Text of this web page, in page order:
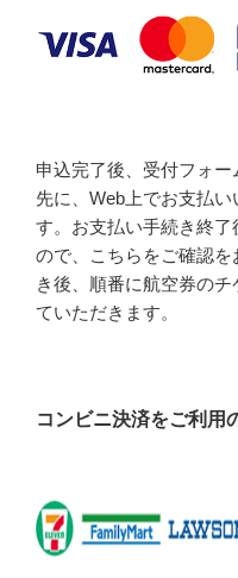
申込完了後、受付フォ
先に、Web上でお支払
す。お支払い手続き終
ので、こちらをご確認
き後、順番に航空券の
ていただきます。
コンビニ決済をご利用